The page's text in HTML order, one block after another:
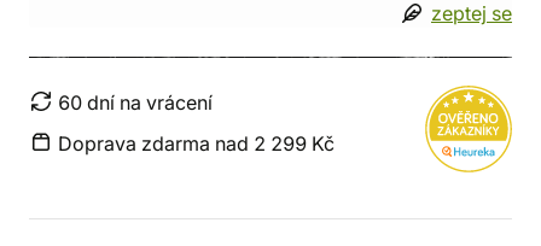
zeptej se
60 dní na vrácení
Doprava zdarma nad 2 299 Kč